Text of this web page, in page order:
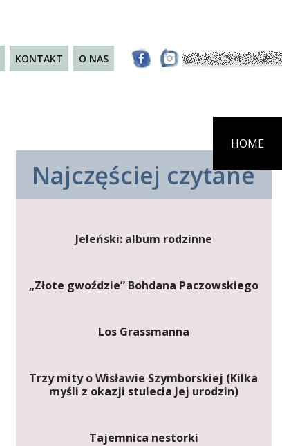
KONTAKT O NAS
HOME
Najczęściej czytane
Jeleński: album rodzinne
„Złote gwoździe” Bohdana Paczowskiego
Los Grassmanna
Trzy mity o Wisławie Szymborskiej (Kilka
myśli z okazji stulecia Jej urodzin)
Tajemnica nestorki